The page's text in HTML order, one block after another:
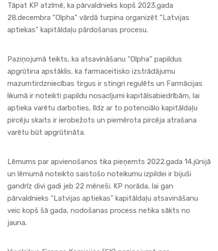
Tāpat KP atzīmē, ka pārvaldnieks kopš 2023.gada
28.decembra “Olpha” vārdā turpina organizēt “Latvijas
aptiekas” kapitāldaļu pārdošanas procesu.
Paziņojumā teikts, ka atsavināšanu “Olpha” papildus
apgrūtina apstāklis, ka farmaceitisko izstrādājumu
mazumtirdzniecības tirgus ir stingri regulēts un Farmācijas
likumā ir noteikti papildu nosacījumi kapitālsabiedrībām, lai
aptieka varētu darboties, līdz ar to potenciālo kapitāldaļu
pircēju skaits ir ierobežots un piemērota pircēja atrašana
varētu būt apgrūtināta.
Lēmums par apvienošanos tika pieņemts 2022.gada 14.jūnijā
un lēmumā noteikto saistošo noteikumu izpildei ir bijuši
gandrīz divi gadi jeb 22 mēneši. KP norāda, lai gan
pārvaldnieks “Latvijas aptiekas” kapitāldaļu atsavināšanu
veic kopš šā gada, nodošanas process netika sākts no
jauna.